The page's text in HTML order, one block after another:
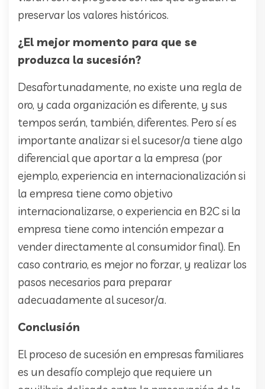
preservar los valores históricos.
¿El mejor momento para que se
produzca la sucesión?
Desafortunadamente, no existe una regla de
oro, y cada organización es diferente, y sus
tempos serán, también, diferentes. Pero sí es
importante analizar si el sucesor/a tiene algo
diferencial que aportar a la empresa (por
ejemplo, experiencia en internacionalización si
la empresa tiene como objetivo
internacionalizarse, o experiencia en B2C si la
empresa tiene como intención empezar a
vender directamente al consumidor final). En
caso contrario, es mejor no forzar, y realizar los
pasos necesarios para preparar
adecuadamente al sucesor/a.
Conclusión
El proceso de sucesión en empresas familiares
es un desafío complejo que requiere un